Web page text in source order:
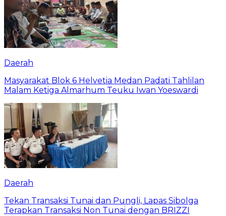
Daerah
Masyarakat Blok 6 Helvetia Medan Padati Tahlilan
Malam Ketiga Almarhum Teuku Iwan Yoeswardi
Daerah
Tekan Transaksi Tunai dan Pungli, Lapas Sibolga
Terapkan Transaksi Non Tunai dengan BRIZZI